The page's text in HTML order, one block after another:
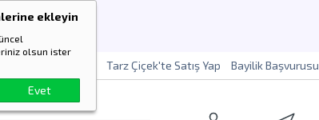
ekleyin
olsun ister
Evet
Tarz Çiçek'te Satış Yap Bayilik Başvurusu